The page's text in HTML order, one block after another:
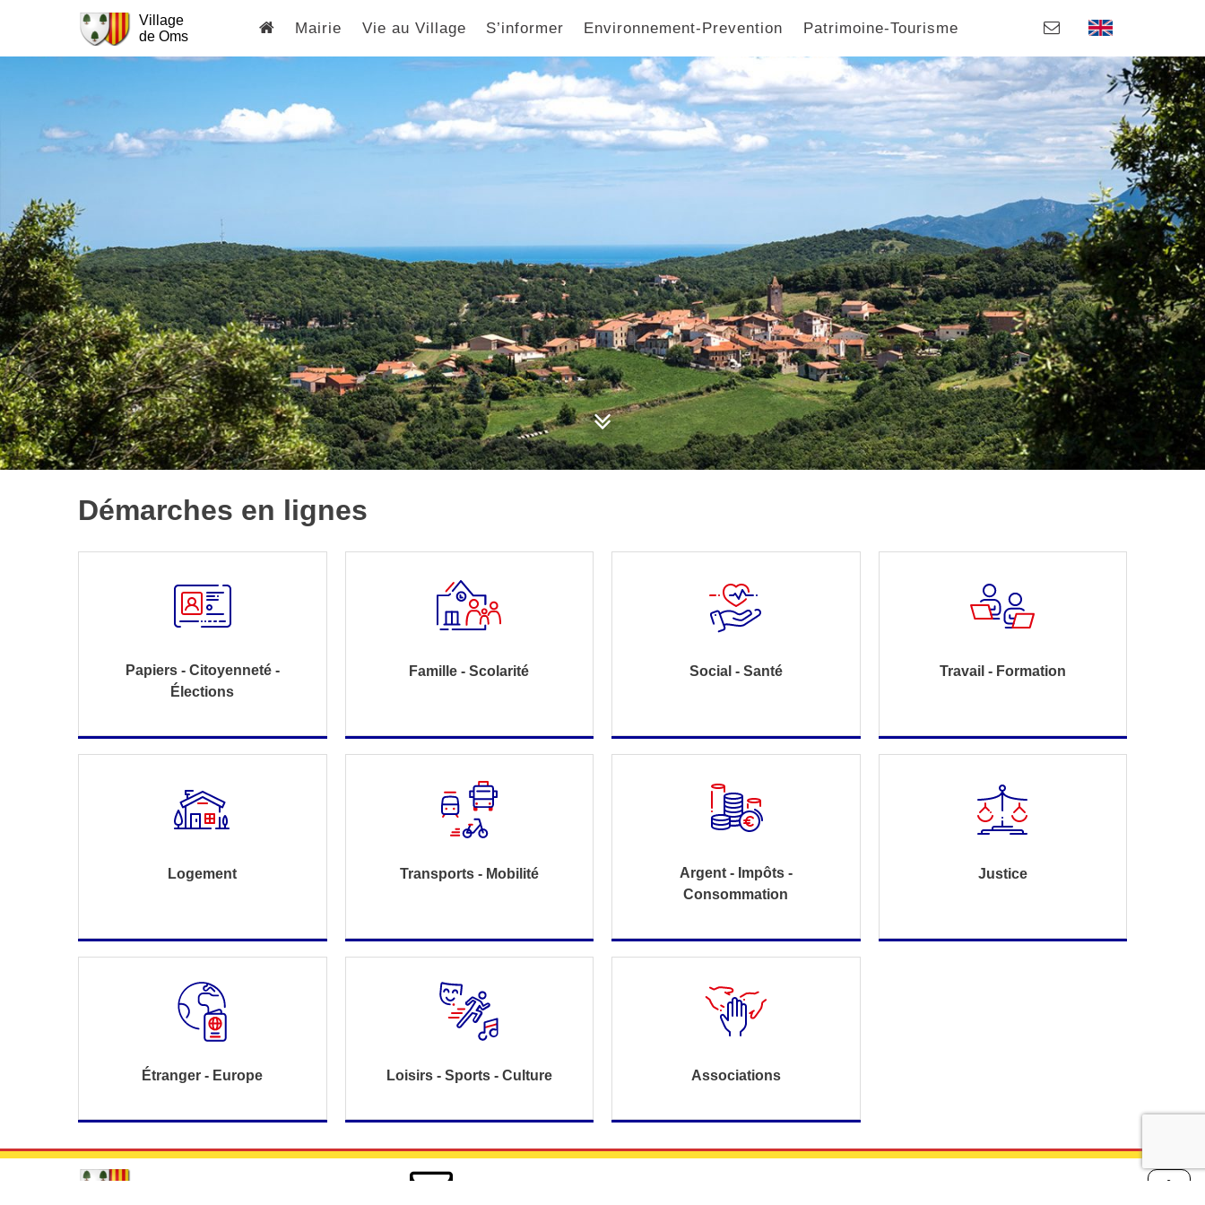
Village
de Oms
Mairie Vie au Village S’informer Environnement-Prevention Patrimoine-Tourisme
Démarches en lignes
Papiers - Citoyenneté -
Élections
Famille - Scolarité Social - Santé Travail - Formation
Logement Transports - Mobilité
Argent - Impôts -
Consommation
Justice
Étranger - Europe Loisirs - Sports - Culture Associations